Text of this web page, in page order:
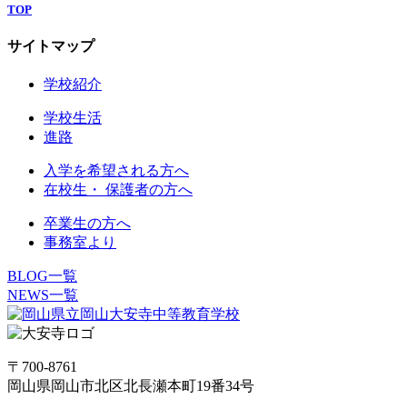
TOP
サイトマップ
学校紹介
学校生活
進路
入学を希望される方へ
在校生・ 保護者の方へ
卒業生の方へ
事務室より
BLOG一覧
NEWS一覧
〒700-8761
岡山県岡山市北区北長瀬本町19番34号